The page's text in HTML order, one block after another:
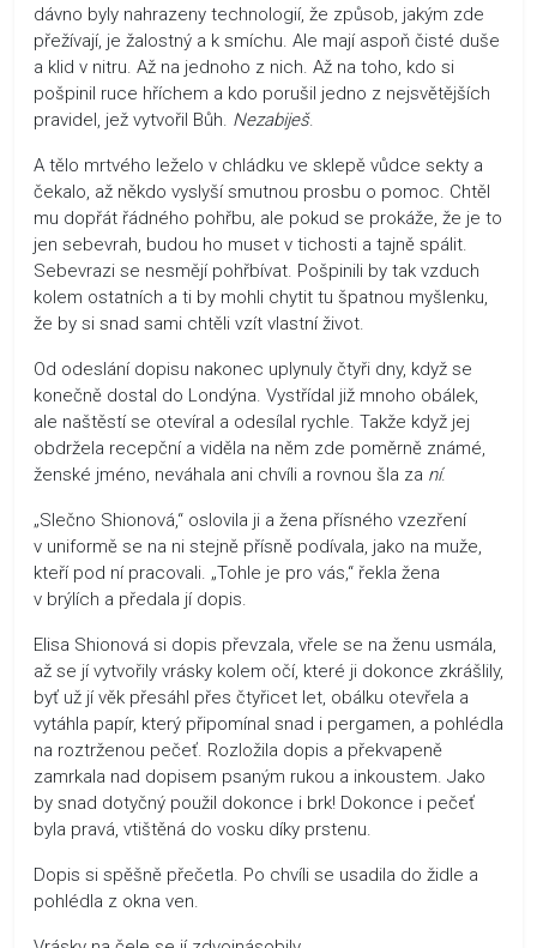
dávno byly nahrazeny technologií, že způsob, jakým zde
přežívají, je žalostný a k smíchu. Ale mají aspoň čisté duše
a klid v nitru. Až na jednoho z nich. Až na toho, kdo si
pošpinil ruce hříchem a kdo porušil jedno z nejsvětějších
pravidel, jež vytvořil Bůh. Nezabiješ.
A tělo mrtvého leželo v chládku ve sklepě vůdce sekty a
čekalo, až někdo vyslyší smutnou prosbu o pomoc. Chtěl
mu dopřát řádného pohřbu, ale pokud se prokáže, že je to
jen sebevrah, budou ho muset v tichosti a tajně spálit.
Sebevrazi se nesmějí pohřbívat. Pošpinili by tak vzduch
kolem ostatních a ti by mohli chytit tu špatnou myšlenku,
že by si snad sami chtěli vzít vlastní život.
Od odeslání dopisu nakonec uplynuly čtyři dny, když se
konečně dostal do Londýna. Vystřídal již mnoho obálek,
ale naštěstí se otevíral a odesílal rychle. Takže když jej
obdržela recepční a viděla na něm zde poměrně známé,
ženské jméno, neváhala ani chvíli a rovnou šla za ní.
„Slečno Shionová,“ oslovila ji a žena přísného vzezření
v uniformě se na ni stejně přísně podívala, jako na muže,
kteří pod ní pracovali. „Tohle je pro vás,“ řekla žena
v brýlích a předala jí dopis.
Elisa Shionová si dopis převzala, vřele se na ženu usmála,
až se jí vytvořily vrásky kolem očí, které ji dokonce zkrášlily,
byť už jí věk přesáhl přes čtyřicet let, obálku otevřela a
vytáhla papír, který připomínal snad i pergamen, a pohlédla
na roztrženou pečeť. Rozložila dopis a překvapeně
zamrkala nad dopisem psaným rukou a inkoustem. Jako
by snad dotyčný použil dokonce i brk! Dokonce i pečeť
byla pravá, vtištěná do vosku díky prstenu.
Dopis si spěšně přečetla. Po chvíli se usadila do židle a
pohlédla z okna ven.